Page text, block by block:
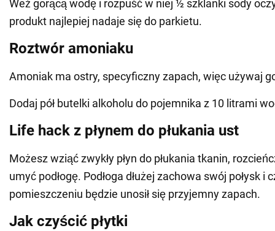
Weź gorącą wodę i rozpuść w niej ½ szklanki sody
produkt najlepiej nadaje się do parkietu.
Roztwór amoniaku
Amoniak ma ostry, specyficzny zapach, więc używaj
Dodaj pół butelki alkoholu do pojemnika z 10 litrami
Life hack z płynem do płukania ust
Możesz wziąć zwykły płyn do płukania tkanin,
umyć podłogę. Podłoga dłużej zachowa swój połysk i
pomieszczeniu będzie unosił się przyjemny zapach.
Jak czyścić płytki